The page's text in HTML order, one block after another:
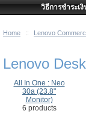
Home :: Lenovo
Lenovo
All In One : Neo
30a (23.8"
Monitor)
6 products
วิธีการชำระเงิ